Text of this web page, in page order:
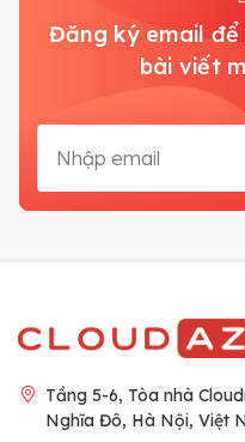
Đăng ký email để
bài viết
Tầng 5-6, Tòa nhà
Nghĩa Đô, Hà Nội, Việt